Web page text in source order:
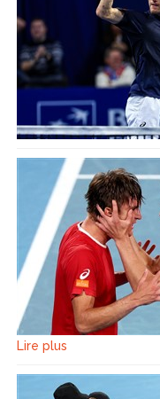
Lire plus